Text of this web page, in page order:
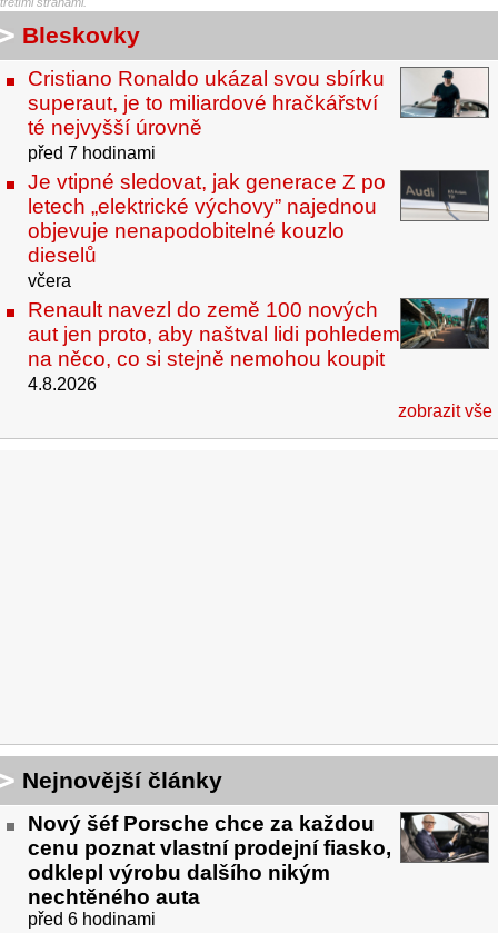
Bleskovky
Cristiano Ronaldo ukázal svou sbírku
superaut, je to miliardové hračkářství
té nejvyšší úrovně
před 7 hodinami
Je vtipné sledovat, jak generace Z po
letech „elektrické výchovy” najednou
objevuje nenapodobitelné kouzlo
dieselů
včera
Renault navezl do země 100 nových
aut jen proto, aby naštval lidi pohledem
na něco, co si stejně nemohou koupit
4.8.2026
zobrazit vše
Nejnovější články
Nový šéf Porsche chce za každou
cenu poznat vlastní prodejní fiasko,
odklepl výrobu dalšího nikým
nechtěného auta
před 6 hodinami